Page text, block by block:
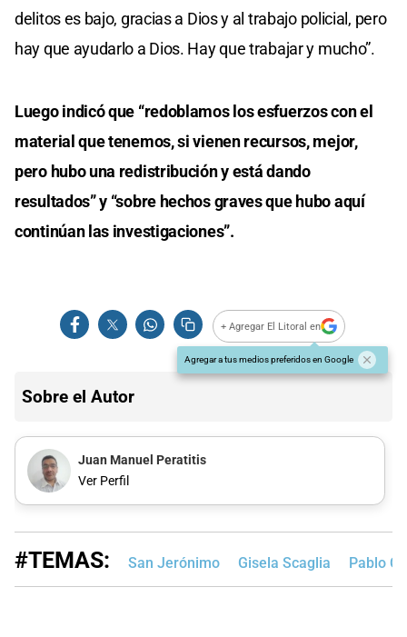
delitos es bajo, gracias a Dios y al trabajo policial, pero
hay que ayudarlo a Dios. Hay que trabajar y mucho”.
Luego indicó que “redoblamos los esfuerzos con el
material que tenemos, si vienen recursos, mejor,
pero hubo una redistribución y está dando
resultados” y “sobre hechos graves que hubo aquí
continúan las investigaciones”.
+ Agregar El Litoral en
Agregar a tus medios preferidos en Google
Sobre el Autor
Juan Manuel Peratitis
Ver Perfil
#TEMAS: San Jerónimo Gisela Scaglia Pablo